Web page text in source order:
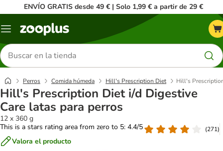
ENVÍO GRATIS desde 49 € | Solo 1,99 € a partir de 29 €
Menú
Buscar
productos
Perros Comida húmeda Hill's Prescription Diet Hill's
Hill's Prescription Diet i/d Digestive
Care latas para perros
12 x 360 g
This is a stars rating area from zero to 5: 4.4/5
(271)
Valora el producto